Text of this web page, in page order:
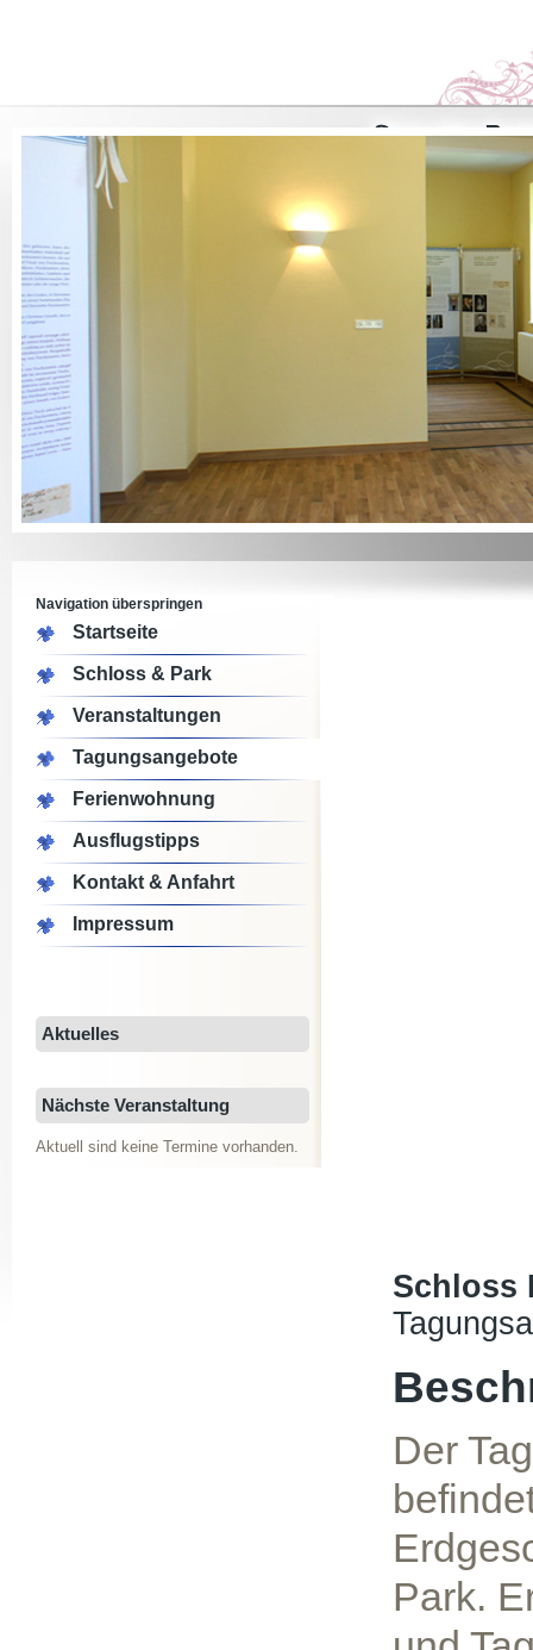
Navigation überspringen
Startseite
Schloss & Park
Veranstaltungen
Tagungsangebote
Ferienwohnung
Ausflugstipps
Kontakt & Anfahrt
Impressum
Aktuelles
Nächste Veranstaltung
Aktuell sind keine Termine vorhanden.
Schloss
Der
Park.